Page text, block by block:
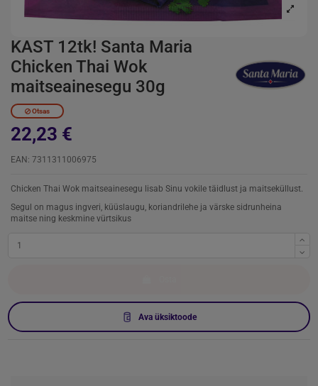
KAST 12tk! Santa Maria
Chicken Thai Wok
maitseainesegu 30g
Otsas
22,23 €
EAN: 7311311006975
Chicken Thai Wok maitseainesegu lisab Sinu vokile täidlust ja maitseküllust.
Segul on magus ingveri, küüslaugu, koriandrilehe ja värske sidrunheina
maitse ning keskmine vürtsikus
Ava üksiktoode